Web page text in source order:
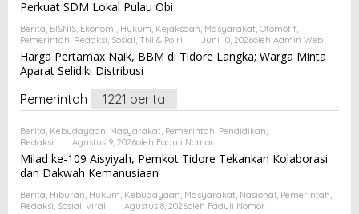
Perkuat SDM Lokal Pulau Obi
Berita, BISNIS, Ekonomi, Hukum, Kejaksaan, Masyarakat, Otomotif,
Pemerintah, Redaksi, Sosial, TNI & Polri Juni 10, 2026Oleh Admin Web
Harga Pertamax Naik, BBM di Tidore Langka; Warga Minta
Aparat Selidiki Distribusi
Pemerintah 1221 berita
Berita, Kebudayaan, Masyarakat, Pemerintah, Pendidikan,
Redaksi
Agustus 9, 2026Oleh Faduli Nomor
Milad ke-109 Aisyiyah, Pemkot Tidore Tekankan Kolaborasi
dan Dakwah Kemanusiaan
Berita, Hiburan, Hukum, Kebudayaan, Masyarakat, Nasional, Pemerintah,
Redaksi, Sosial, Viral Agustus 8, 2026Oleh Faduli Nomor